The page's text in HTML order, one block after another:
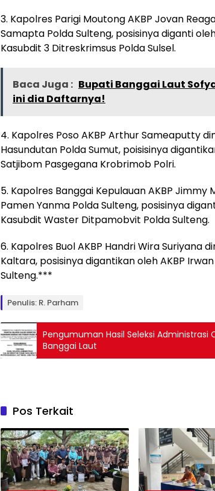
3. Kapolres Parigi Moutong AKBP Jovan
Samapta Polda Sulteng, posisinya diganti
Kasubdit 3 Ditreskrimsus Polda Sulsel.
Baca Juga : Bupati Banggai Laut
ini dia Daftarnya!
4. Kapolres Poso AKBP Arthur Sameaputty
Hasundutan Polda Sumut, poisisinya
Satjibom Pasgegana Krobrimob Polri.
5. Kapolres Banggai Kepulauan AKBP
Pamen Yanma Polda Sulteng, posisinya
Kasubdit Waster Ditpamobvit Polda Sulteng.
6. Kapolres Buol AKBP Handri Wira Suriyana
Kaltara, posisinya digantikan oleh AKBP
Sulteng.***
Penulis: R. Parham
Pengumuman Hasil Seleksi Administrasi
Banggai Laut
Pos Terkait